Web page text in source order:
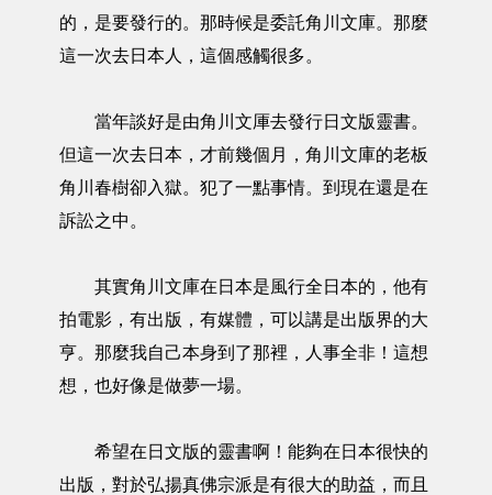
的，是要發行的。那時候是委託角川文庫。那麼
這一次去日本人，這個感觸很多。
當年談好是由角川文厙去發行日文版靈書。
但這一次去日本，才前幾個月，角川文庫的老板
角川春樹卻入獄。犯了一點事情。到現在還是在
訴訟之中。
其實角川文庫在日本是風行全日本的，他有
拍電影，有出版，有媒體，可以講是出版界的大
亨。那麼我自己本身到了那裡，人事全非！這想
想，也好像是做夢一場。
希望在日文版的靈書啊！能夠在日本很快的
出版，對於弘揚真佛宗派是有很大的助益，而且